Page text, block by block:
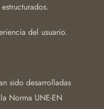
del usuario.
sido desarrolladas
Norma UNE-EN